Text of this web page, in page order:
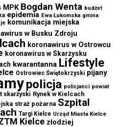
MPK Bogdan Wenta budżet
epidemia Ewa Łukomska gmina
komunikacja miejska
w Busku Zdroju
koronawirus w Ostrowcu
koronawirus w Skarżysku
kwarantanna Lifestyle
Ostrowiec Świętokrzyski pijany
policja policjanci powiat
skarżyski Rynek w Kielcach
straż pożarna Szpital
Targi Kielce Urząd Miasta Kielce
Kielce złodziej